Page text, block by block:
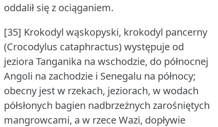
oddalił się z ociąganiem.
[35] Krokodyl wąskopyski, krokodyl pancerny
(Crocodylus cataphractus) występuje od
jeziora Tanganika na wschodzie, do północnej
Angoli na zachodzie i Senegalu na północy;
obecny jest w rzekach, jeziorach, w wodach
półsłonych bagien nadbrzeżnych zarośniętych
mangrowcami, a w rzece Wazi, dopływie